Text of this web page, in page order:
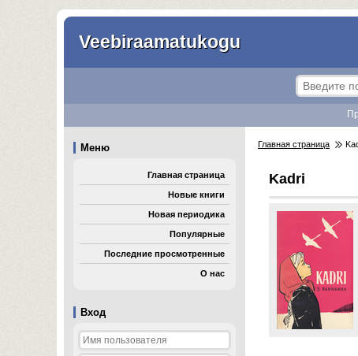
Veebiraamatukogu
Вход
Меню
Главная страница
Новые книги
Новая периодика
Популярные
Последние просмотренные
О нас
Главная страница
Kadri